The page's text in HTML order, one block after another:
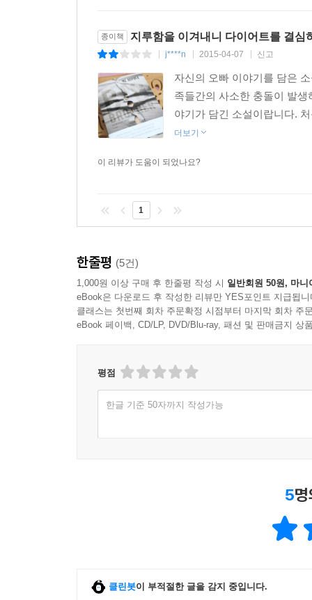
종이책 지루함을 이겨내니 다이어트를 결심
j****n 2015-04-07 신고
자신의 오빠 이야기를 담은
족들간의 사소한 충돌이 발
야기가 담긴 소설이랍니다.
더보기
이 리뷰가 도움이 되었나요?
1
한줄평 (5건)
1,000원 이상 구매 후 한줄평 작성 시 일반회원 50원, 마니
eBook은 다운로드 후 작성한 리뷰만 YES포인트 지급됩니
클래스는 첫번째 회차 주문확정 시점부터 마지막 회차 주
eBook 페이백, CD/LP, DVD/Blu-ray, 패션 및 판매금지 상
평점
한글 기준 50자까지 작성가능
5
클린봇이 부적절한 글을 감지 중입니다.